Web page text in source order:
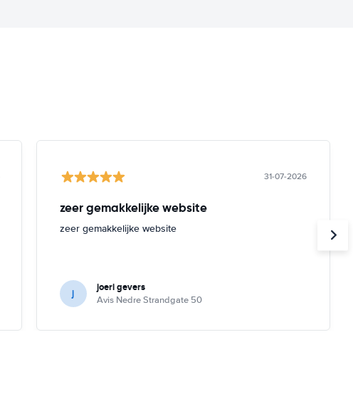
31-07-2026
zeer gemakkelijke website
zeer gemakkelijke website
j joeri gevers
Avis Nedre Strandgate 50